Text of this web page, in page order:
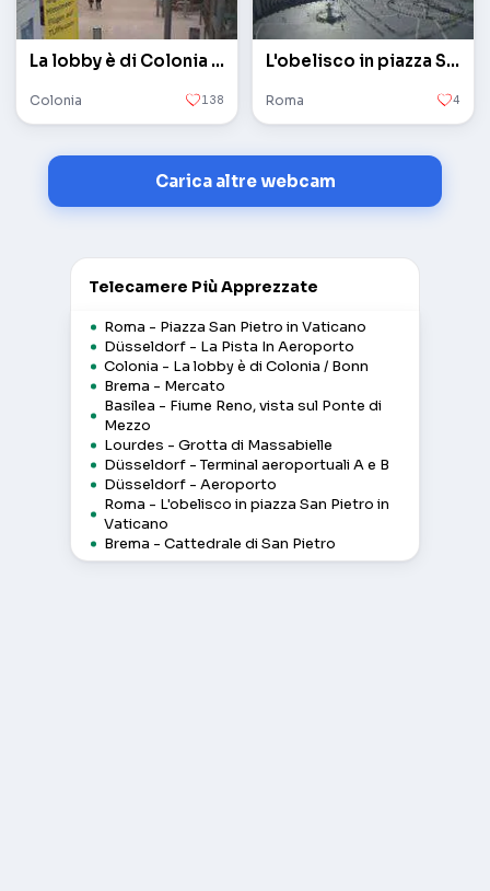
La lobby è di Colonia / Bonn
Colonia 138
L'obelisco in piazza San Pietro in Vaticano
Roma 4
Carica altre webcam
Telecamere Più Apprezzate
Roma - Piazza San Pietro in Vaticano
Düsseldorf - La Pista In Aeroporto
Colonia - La lobby è di Colonia / Bonn
Brema - Mercato
Basilea - Fiume Reno, vista sul Ponte di
Mezzo
Lourdes - Grotta di Massabielle
Düsseldorf - Terminal aeroportuali A e B
Düsseldorf - Aeroporto
Roma - L'obelisco in piazza San Pietro in
Vaticano
Brema - Cattedrale di San Pietro